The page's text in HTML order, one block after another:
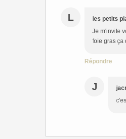
L les petits
Je m'invite
foie gras ça
Répondre
J